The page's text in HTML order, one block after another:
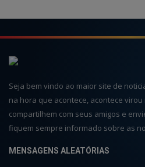
Seja bem vindo ao maior site de
na hora que acontece, acontece
compartilhem com seus amigos e
fiquem sempre informado sobre as
MENSAGENS ALEATÓRIAS